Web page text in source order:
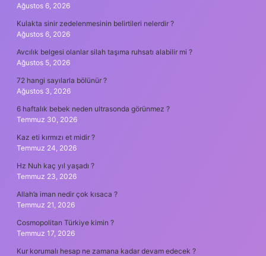
Ağustos 6, 2026
Kulakta sinir zedelenmesinin belirtileri nelerdir ?
Ağustos 6, 2026
Avcılık belgesi olanlar silah taşıma ruhsatı alabilir mi ?
Ağustos 5, 2026
72 hangi sayılarla bölünür ?
Ağustos 3, 2026
6 haftalık bebek neden ultrasonda görünmez ?
Temmuz 30, 2026
Kaz eti kırmızı et midir ?
Temmuz 24, 2026
Hz Nuh kaç yıl yaşadı ?
Temmuz 23, 2026
Allah’a iman nedir çok kısaca ?
Temmuz 21, 2026
Cosmopolitan Türkiye kimin ?
Temmuz 17, 2026
Kur korumalı hesap ne zamana kadar devam edecek ?